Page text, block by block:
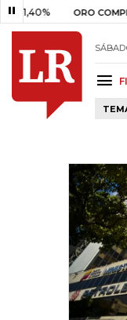
ORO COMPRA